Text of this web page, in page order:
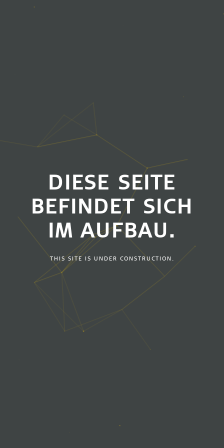
DIESE SEITE
BEFINDET SICH
IM AUFBAU.
THIS SITE IS UNDER CONSTRUCTION.